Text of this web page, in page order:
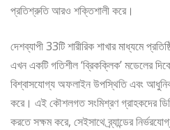
প্রতিশ্রুতি আরও শক্তিশালী করে।
দেশব্যাপী 33টি শারীরিক শাখার মাধ্যমে
এখন একটি গতিশীল ‘ব্রিকক্লিক’ মডেলের
বিশ্বাসযোগ্য অফলাইন উপস্থিতি এবং
করে। এই কৌশলগত সংমিশ্রণ গ্রাহকদের
করতে সক্ষম করে, সেইসাথে ব্র্যান্ডের